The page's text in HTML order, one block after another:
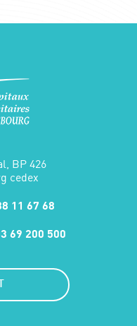
BP 426
cedex
11 67 68
69 200 500